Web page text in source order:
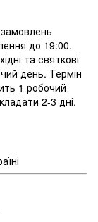
до 19:00.
та святкові
день. Термін
1 робочий
2-3 дні.